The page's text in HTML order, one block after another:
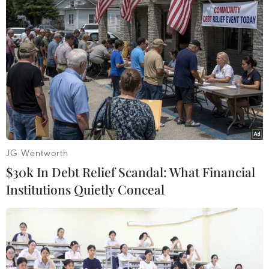
Cũng là làm dịu đi nỗi đau, tri ân những người
vì Tổ quốc mà chịu nhiều thiệt thòi, những năm
qua, Đảng và Nhà nước đã không ngừng nỗ lực
để giúp đỡ các nạn nhân chất độc da cam có
được cuộc sống tốt nhất.
JG Wentworth
$30k In Debt Relief Scandal: What Financial
Institutions Quietly Conceal